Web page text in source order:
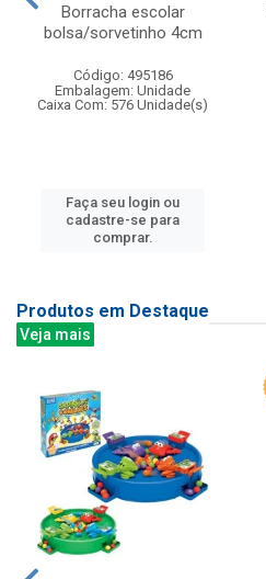
Borracha escolar
bolsa/sorvetinho 4cm
Código: 495186
Embalagem: Unidade
Caixa Com: 576 Unidade(s)
Faça seu login ou
cadastre-se para
comprar.
Produtos em Destaque
Veja mais